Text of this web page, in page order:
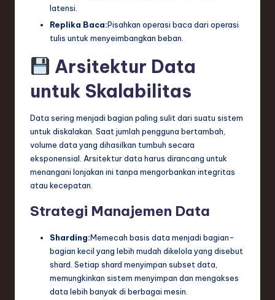
latensi.
Replika Baca:Pisahkan operasi baca dari operasi
tulis untuk menyeimbangkan beban.
Arsitektur Data
untuk Skalabilitas
Data sering menjadi bagian paling sulit dari suatu sistem
untuk diskalakan. Saat jumlah pengguna bertambah,
volume data yang dihasilkan tumbuh secara
eksponensial. Arsitektur data harus dirancang untuk
menangani lonjakan ini tanpa mengorbankan integritas
atau kecepatan.
Strategi Manajemen Data
Sharding:Memecah basis data menjadi bagian-
bagian kecil yang lebih mudah dikelola yang disebut
shard. Setiap shard menyimpan subset data,
memungkinkan sistem menyimpan dan mengakses
data lebih banyak di berbagai mesin.